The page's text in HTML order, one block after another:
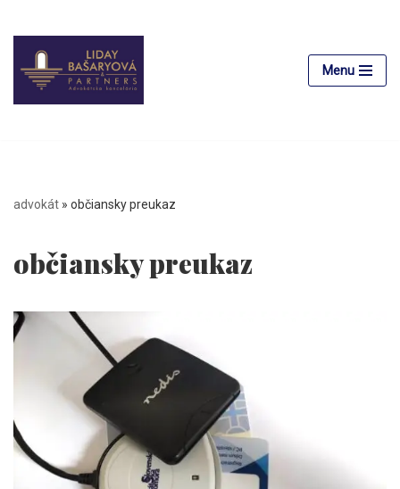
Preskočiť
na
obsah
Menu
advokát » občiansky preukaz
občiansky preukaz